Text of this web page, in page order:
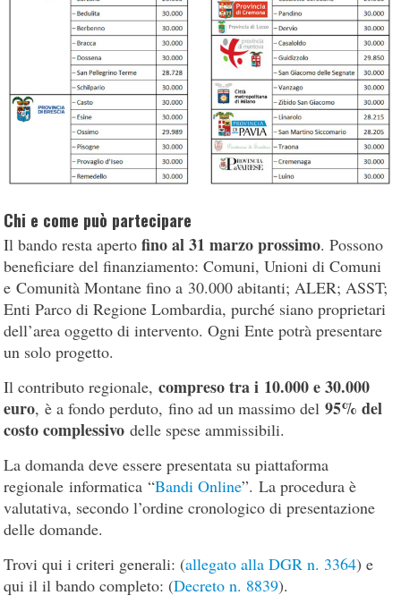
Chi e come può partecipare
Il bando resta apertofino al 31 marzo prossimo. Possono
beneficiare del finanziamento: Comuni, Unioni di Comuni
e Comunità Montane fino a 30.000 abitanti; ALER; ASST;
Enti Parco di Regione Lombardia, purché siano proprietari
dell’area oggetto di intervento. Ogni Ente potrà presentare
un solo progetto.
Il contributo regionale,compreso tra i 10.000 e 30.000
euro, è a fondo perduto, fino ad un massimo del95% del
costo complessivo delle spese ammissibili.
La domanda deve essere presentata su piattaforma
regionale informatica “Bandi Online”. La procedura è
valutativa, secondo l’ordine cronologico di presentazione
delle domande.
Trovi qui i criteri generali: (allegato alla DGR n. 3364) e
qui il il bando completo: (Decreto n. 8839).